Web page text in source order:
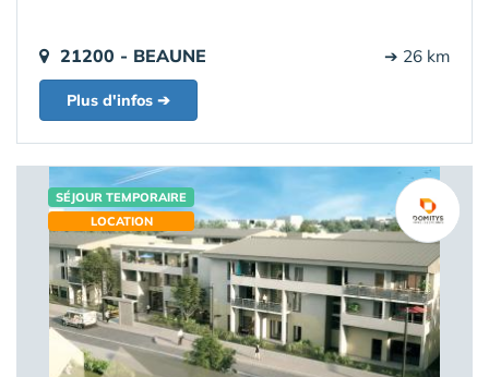
21200 - BEAUNE ➔ 26 km
Plus d'infos ➔
SÉJOUR TEMPORAIRE
LOCATION